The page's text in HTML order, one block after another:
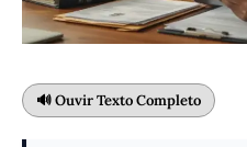
🔊 Ouvir Texto Completo